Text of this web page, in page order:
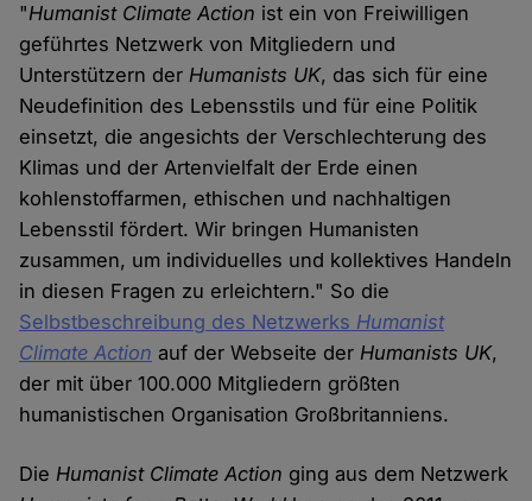
"Humanist Climate Action ist ein von Freiwilligen
geführtes Netzwerk von Mitgliedern und
Unterstützern derHumanists UK, das sich für eine
Neudefinition des Lebensstils und für eine Politik
einsetzt, die angesichts der Verschlechterung des
Klimas und der Artenvielfalt der Erde einen
kohlenstoffarmen, ethischen und nachhaltigen
Lebensstil fördert. Wir bringen Humanisten
zusammen, um individuelles und kollektives Handeln
in diesen Fragen zu erleichtern." So die
Selbstbeschreibung des Netzwerks Humanist
Climate Action auf der Webseite derHumanists UK,
der mit über 100.000 Mitgliedern größten
humanistischen Organisation Großbritanniens.
DieHumanist Climate Action ging aus dem Netzwerk